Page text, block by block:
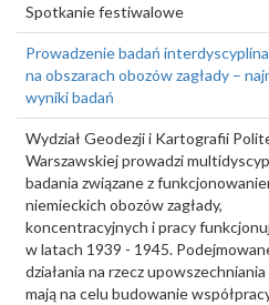
Spotkanie festiwalowe
Prowadzenie badań
na obszarach obozów zagłady –
wyniki badań
Wydział Geodezji i Kartografii
Warszawskiej prowadzi
badania związane z
niemieckich obozów zagłady,
koncentracyjnych i pracy
w latach 1939 - 1945.
działania na rzecz
mają na celu budowanie